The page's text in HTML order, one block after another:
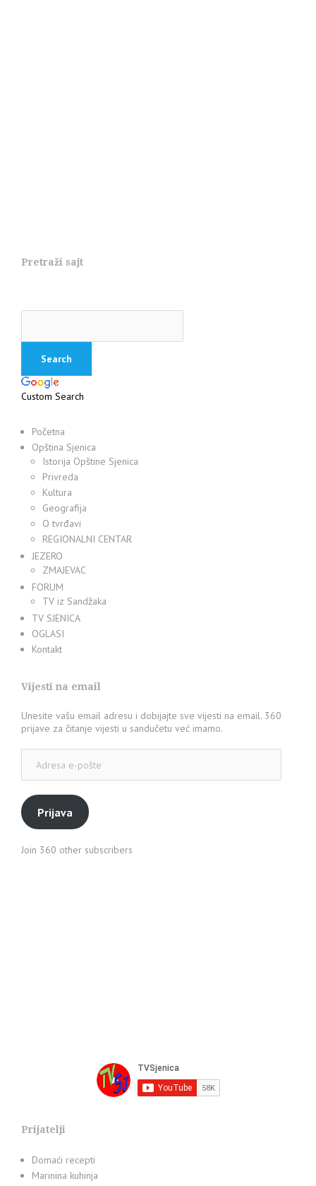
Pretraži sajt
Custom Search
Početna
Opština Sjenica
Istorija Opštine Sjenica
Privreda
Kultura
Geografija
O tvrđavi
REGIONALNI CENTAR
JEZERO
ZMAJEVAC
FORUM
TV iz Sandžaka
TV SJENICA
OGLASI
Kontakt
Vijesti na email
Unesite vašu email adresu i dobijajte sve vijesti na email. 360
prijave za čitanje vijesti u sandučetu već imamo.
pošte
Prijava
Join 360 other subscribers
Prijatelji
Domaći recepti
Marinina kuhinja